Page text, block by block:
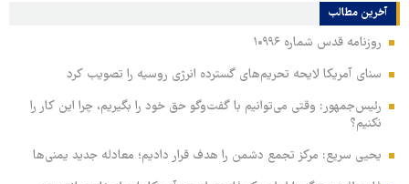
آخرین مطالب
روزنامه قدس شماره ۱۰۹۹۶
سنای آمریکا لایحه تحریم‌های گسترده انرژی روسیه را تصویب کرد
رئیس‌جمهور: وقتی می‌توانیم با گفت‌وگو حق خود را بگیریم، چرا این کار را
نکنیم؟
یحیی سریع: مرکز تجمع دشمن را هدف قرار دادیم؛ معادله جدید یمنی‌ها